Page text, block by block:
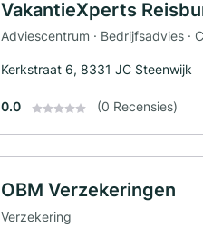
VakantieXperts
Adviescentrum · Bedrijfsadvies ·
Kerkstraat 6, 8331 JC Steenwijk
0.0 (0 Recensies)
OBM Verzekeringen
Verzekering